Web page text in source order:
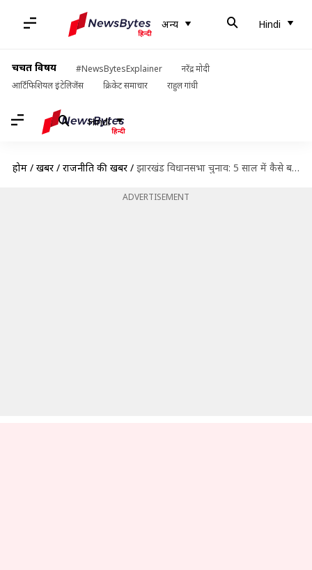
अन्य Hindi
चर्चित विषय #NewsBytesExplainer
नरेंद्र मोदी
आर्टिफिशियल इंटेलिजेंस
क्रिकेट समाचार राहुल गांधी
Hindi
होम / खबरें / राजनीति की खबरें / झारखंड विधानसभा चुनाव: 5 साल में कैसे बदली राजनीति? मुख्यमंत्री की गिरफ्तारी सहित हुए दल बदल
ADVERTISEMENT